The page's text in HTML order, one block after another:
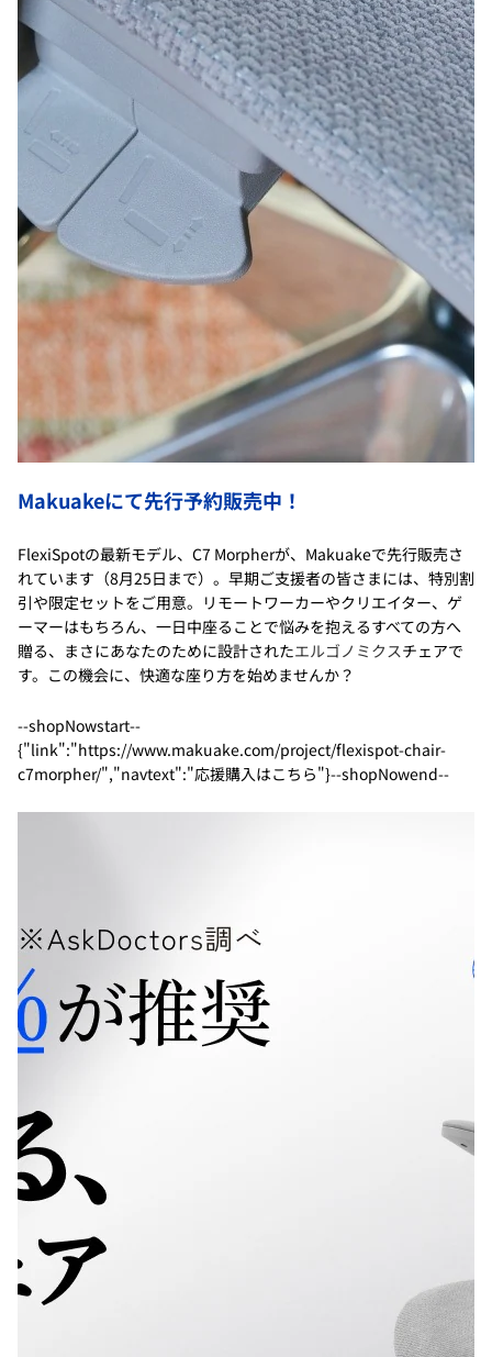
Makuakeにて先行予約販売中！
FlexiSpotの最新モデル、C7 Morpherが、Makuakeで先行販売さ
れています（8月25日まで）。早期ご支援者の皆さまには、特別割
引や限定セットをご用意。リモートワーカーやクリエイター、ゲ
ーマーはもちろん、一日中座ることで悩みを抱えるすべての方へ
贈る、まさにあなたのために設計されたエルゴノミクスチェアで
す。この機会に、快適な座り方を始めませんか？
--shopNowstart--
{"link":"https://www.makuake.com/project/flexispot-chair-
c7morpher/","navtext":"応援購入はこちら"}--shopNowend--